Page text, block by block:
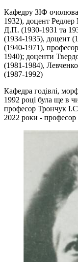
Кафедру ЗІФ
1932), доцент
Д.П. (1930-1931 та
(1934-1935), доцент
(1940-1971),
1940); доценти
(1981-1984),
(1987-1992)
Кафедра годівлі,
1992 році була ще в
професор Трончук
2022 роки -